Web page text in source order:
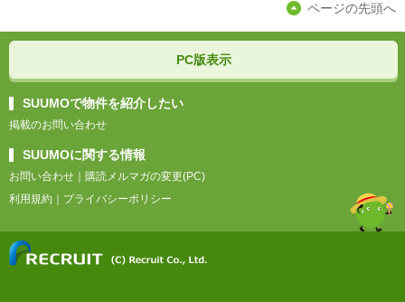
ページの先頭へ
PC版表示
SUUMOで物件を紹介したい
掲載のお問い合わせ
SUUMOに関する情報
お問い合わせ
購読メルマガの変更(PC)
利用規約
プライバシーポリシー